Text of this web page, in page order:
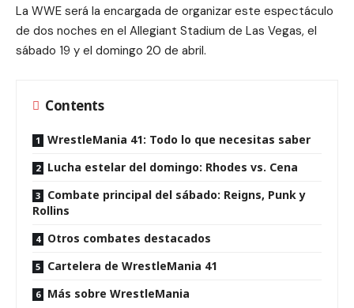
La WWE será la encargada de organizar este espectáculo
de dos noches en el Allegiant Stadium de Las Vegas, el
sábado 19 y el domingo 20 de abril.
Contents
WrestleMania 41: Todo lo que necesitas saber
Lucha estelar del domingo: Rhodes vs. Cena
Combate principal del sábado: Reigns, Punk y
Rollins
Otros combates destacados
Cartelera de WrestleMania 41
Más sobre WrestleMania